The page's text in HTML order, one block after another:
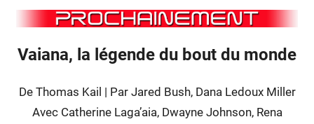
Vaiana, la légende du bout du monde
De Thomas Kail | Par Jared Bush, Dana Ledoux Miller
Avec Catherine Laga’aia, Dwayne Johnson, Rena